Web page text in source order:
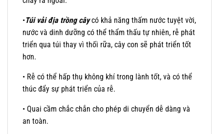
•Túi vải địa trồng câycó khả năng thấm nước tuyệt vời,
nước và dinh dưỡng có thể thẩm thấu tự nhiên, rễ phát
triển qua túi thay vì thối rữa, cây con sẽ phát triển tốt
hơn.
• Rễ có thể hấp thụ không khí trong lành tốt, và có thể
thúc đẩy sự phát triển của rễ.
• Quai cầm chắc chắn cho phép di chuyển dễ dàng và
an toàn.